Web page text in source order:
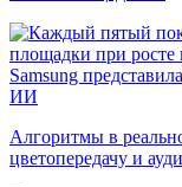
Samsung
ИИ
Алгоритмы в
цветопередачу и